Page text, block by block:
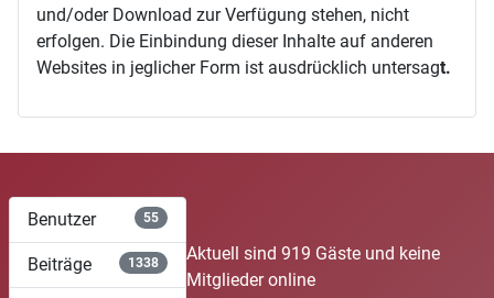
und/oder Download zur Verfügung stehen, nicht
erfolgen. Die Einbindung dieser Inhalte auf anderen
Websites in jeglicher Form ist ausdrücklich untersagt.
Benutzer 55
Beiträge 1338
Aktuell sind 919 Gäste und keine
Mitglieder online